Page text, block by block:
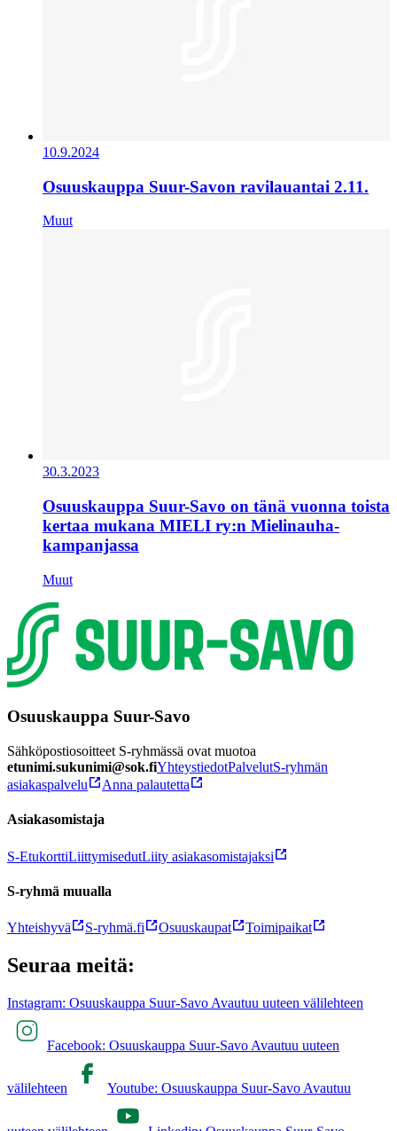
10.9.2024
Osuuskauppa Suur-Savon ravilauantai 2.11.
Muut
30.3.2023
Osuuskauppa Suur-Savo on tänä vuonna toista
kertaa mukana MIELI ry:n Mielinauha-
kampanjassa
Muut
Osuuskauppa Suur-Savo
Sähköpostiosoitteet S-ryhmässä ovat muotoa
etunimi.sukunimi@sok.fiYhteystiedotPalvelutS-ryhmän
asiakaspalvelu
Anna palautetta
Asiakasomistaja
S-EtukorttiLiittymisedutLiity asiakasomistajaksi
S-ryhmä muualla
Yhteishyvä S-ryhmä.fi Osuuskaupat Toimipaikat
Seuraa meitä:
Instagram: Osuuskauppa Suur-Savo Avautuu uuteen välilehteen
Facebook: Osuuskauppa Suur-Savo Avautuu uuteen
välilehteen Youtube: Osuuskauppa Suur-Savo Avautuu